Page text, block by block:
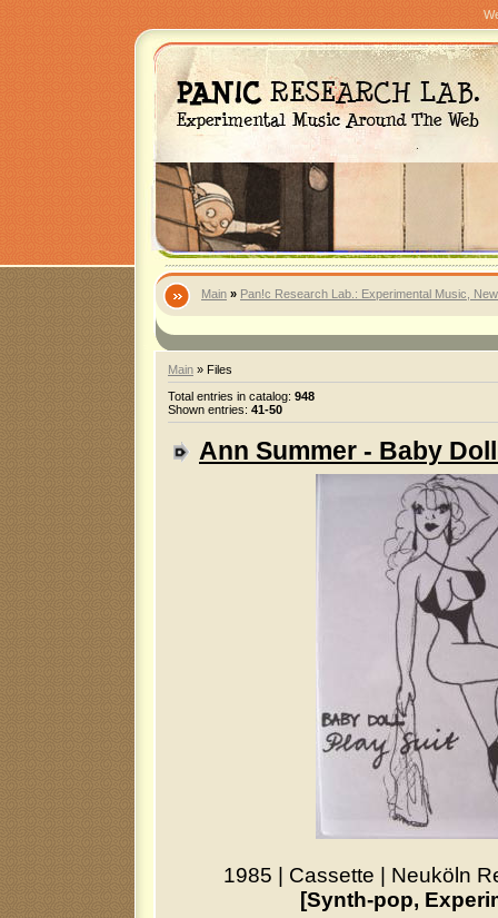
Main » Pan!c Research Lab.: Experimental Music,
Main » Files
Total entries in catalog: 948
Shown entries: 41-50
Ann Summer - Baby
1985 Cassette
Neuköln
[Synth-pop,